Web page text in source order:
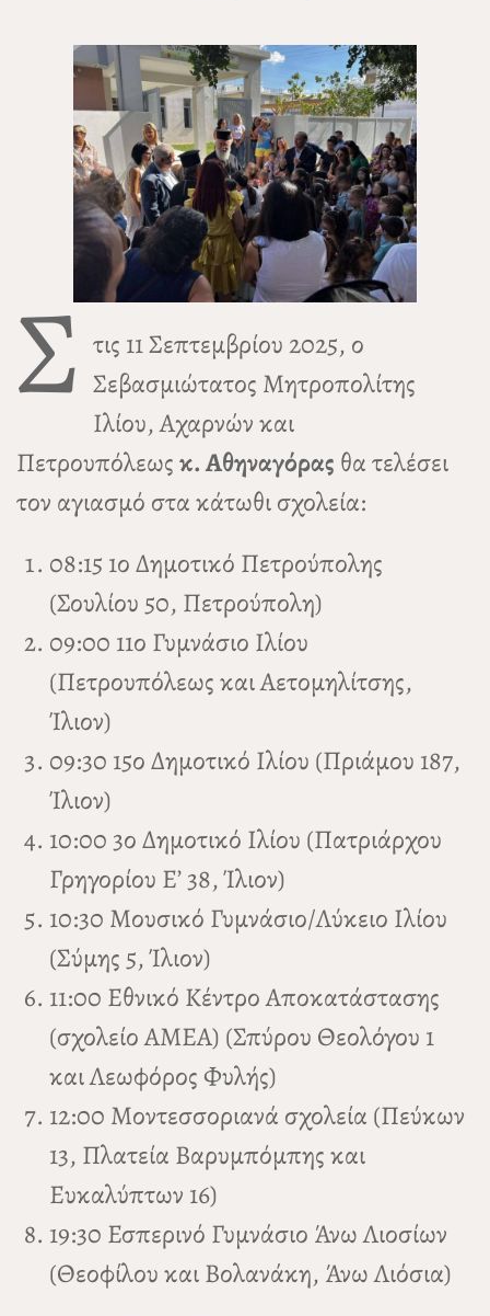
Σ τις 11 Σεπτεμβρίου 2025, ο
Σεβασμιώτατος Μητροπολίτης
Ιλίου, Αχαρνών και
Πετρουπόλεωςκ. Αθηναγόρας θα τελέσει
τον αγιασμό στα κάτωθι σχολεία:
08:15 1ο Δημοτικό Πετρούπολης
(Σουλίου 50, Πετρούπολη)
09:00 11ο Γυμνάσιο Ιλίου
(Πετρουπόλεως και Αετομηλίτσης,
Ίλιον)
09:30 15ο Δημοτικό Ιλίου (Πριάμου 187,
Ίλιον)
10:00 3ο Δημοτικό Ιλίου (Πατριάρχου
Γρηγορίου Ε’ 38, Ίλιον)
10:30 Μουσικό Γυμνάσιο/Λύκειο Ιλίου
(Σύμης 5, Ίλιον)
11:00 Εθνικό Κέντρο Αποκατάστασης
(σχολείο ΑΜΕΑ) (Σπύρου Θεολόγου 1
και Λεωφόρος Φυλής)
12:00 Μοντεσσοριανά σχολεία (Πεύκων
13, Πλατεία Βαρυμπόμπης και
Ευκαλύπτων 16)
19:30 Εσπερινό Γυμνάσιο Άνω Λιοσίων
(Θεοφίλου και Βολανάκη, Άνω Λιόσια)